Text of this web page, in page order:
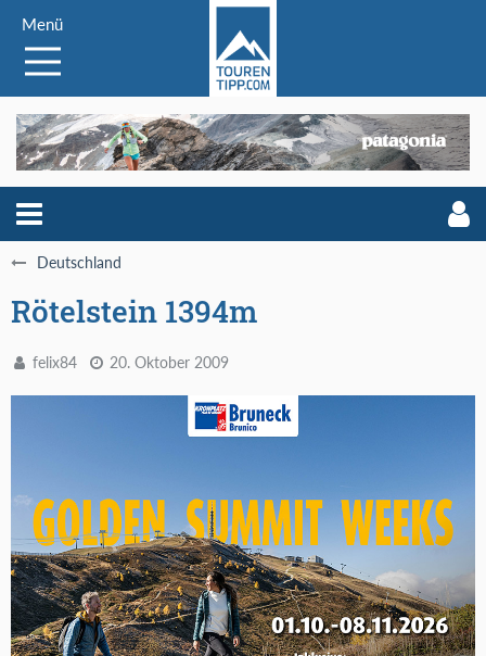
Menü
Deutschland
Rötelstein 1394m
felix84 20. Oktober 2009